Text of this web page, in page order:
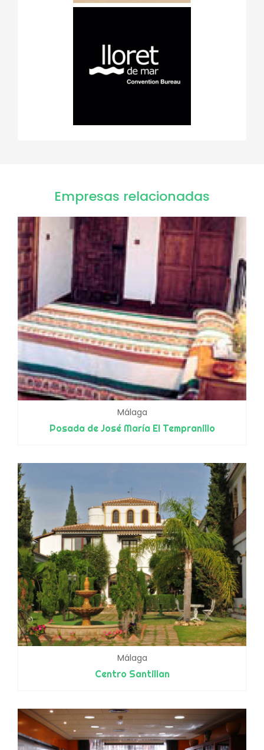
Empresas relacionadas
Málaga
Posada de José María El Tempranillo
Málaga
Centro Santillan